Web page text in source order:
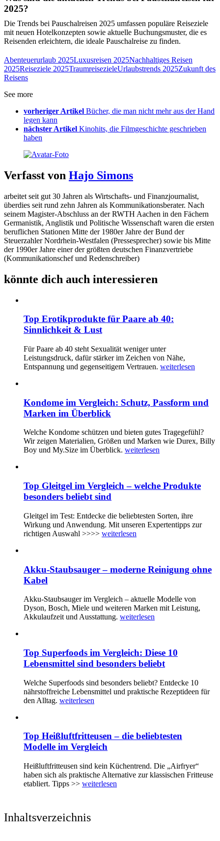
2025?
Die Trends bei Pauschalreisen 2025 umfassen populäre Reiseziele
mit neuen Hotelkonzepten sowie aktuelle Buchungsmuster, die es
Reisenden erleichtern, die ideale Pauschalreise zu finden.
Abenteuerurlaub 2025Luxusreisen 2025Nachhaltiges Reisen
2025Reiseziele 2025TraumreisezieleUrlaubstrends 2025Zukunft des
Reisens
See more
vorheriger Artikel Bücher, die man nicht mehr aus der Hand
legen kann
nächster Artikel Kinohits, die Filmgeschichte geschrieben
haben
Verfasst von Hajo Simons
arbeitet seit gut 30 Jahren als Wirtschafts- und Finanzjournalist,
überdies seit rund zehn Jahren als Kommunikationsberater. Nach
seinem Magister-Abschluss an der RWTH Aachen in den Fächern
Germanistik, Anglistik und Politische Wissenschaft waren die ersten
beruflichen Stationen Mitte der 1980er Jahre der Bund der
Steuerzahler Nordrhein-Westfalen (Pressesprecher) sowie bis Mitte
der 1990er Jahre einer der größten deutschen Finanzvertriebe
(Kommunikationschef und Redenschreiber)
könnte dich auch interessieren
Top Erotikprodukte für Paare ab 40:
Sinnlichkeit & Lust
Für Paare ab 40 steht Sexualität weniger unter
Leistungsdruck, dafür stärker im Zeichen von Nähe,
Entspannung und gegenseitigem Vertrauen. weiterlesen
Kondome im Vergleich: Schutz, Passform und
Marken im Überblick
Welche Kondome schützen und bieten gutes Tragegefühl?
Wir zeigen Materialien, Größen und Marken wie Durex, Billy
Boy und My.Size im Überblick. weiterlesen
Top Gleitgel im Vergleich – welche Produkte
besonders beliebt sind
Gleitgel im Test: Entdecke die beliebtesten Sorten, ihre
Wirkung und Anwendung. Mit unseren Expertentipps zur
richtigen Auswahl >>>> weiterlesen
Akku-Staubsauger – moderne Reinigung ohne
Kabel
Akku-Staubsauger im Vergleich – aktuelle Modelle von
Dyson, Bosch, Miele und weiteren Marken mit Leistung,
Akkulaufzeit und Ausstattung. weiterlesen
Top Superfoods im Vergleich: Diese 10
Lebensmittel sind besonders beliebt
Welche Superfoods sind besonders beliebt? Entdecke 10
nährstoffreiche Lebensmittel und praktische Rezeptideen für
den Alltag. weiterlesen
Top Heißluftfritteusen – die beliebtesten
Modelle im Vergleich
Heißluftfritteusen sind kein Küchentrend. Die „Airfryer“
haben sich als praktische Alternative zur klassischen Fritteuse
etabliert. Tipps >> weiterlesen
Inhaltsverzeichnis